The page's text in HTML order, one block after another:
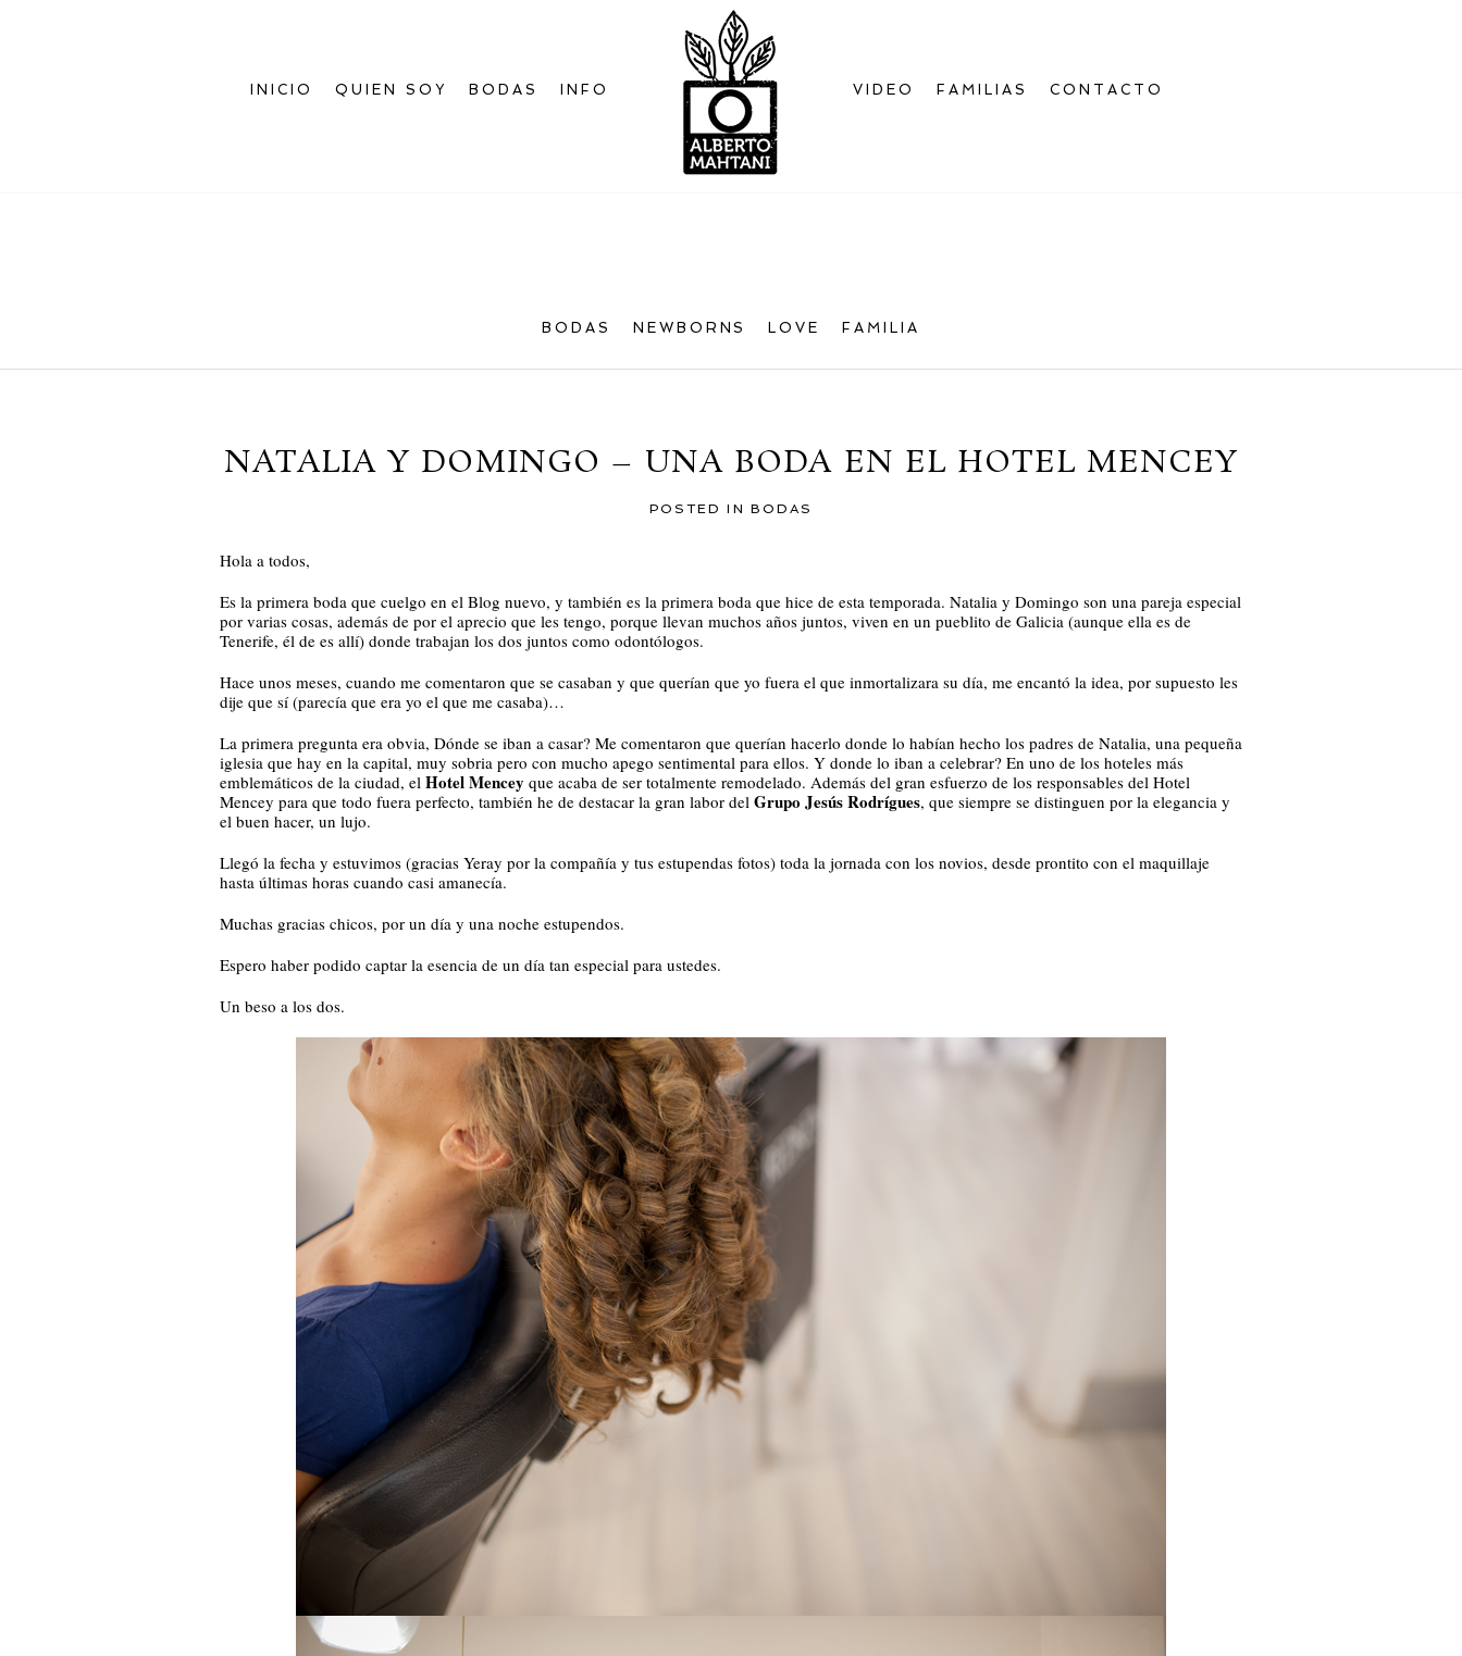
INICIO QUIEN SOY BODAS INFO VIDEO FAMILIAS CONTACTO
BODAS NEWBORNS LOVE FAMILIA
NATALIA Y DOMINGO – UNA BODA EN EL HOTEL MENCEY
POSTED IN BODAS
Hola a todos,
Es la primera boda que cuelgo en el Blog nuevo, y también es la primera boda que hice de esta temporada. Natalia y Domingo son una pareja especial
por varias cosas, además de por el aprecio que les tengo, porque llevan muchos años juntos, viven en un pueblito de Galicia (aunque ella es de
Tenerife, él de es allí) donde trabajan los dos juntos como odontólogos.
Hace unos meses, cuando me comentaron que se casaban y que querían que yo fuera el que inmortalizara su día, me encantó la idea, por supuesto les
dije que sí (parecía que era yo el que me casaba)…
La primera pregunta era obvia, Dónde se iban a casar? Me comentaron que querían hacerlo donde lo habían hecho los padres de Natalia, una pequeña
iglesia que hay en la capital, muy sobria pero con mucho apego sentimental para ellos. Y donde lo iban a celebrar? En uno de los hoteles más
emblemáticos de la ciudad, el Hotel Mencey que acaba de ser totalmente remodelado. Además del gran esfuerzo de los responsables del Hotel
Mencey para que todo fuera perfecto, también he de destacar la gran labor del Grupo Jesús Rodrígues, que siempre se distinguen por la elegancia y
el buen hacer, un lujo.
Llegó la fecha y estuvimos (gracias Yeray por la compañía y tus estupendas fotos) toda la jornada con los novios, desde prontito con el maquillaje
hasta últimas horas cuando casi amanecía.
Muchas gracias chicos, por un día y una noche estupendos.
Espero haber podido captar la esencia de un día tan especial para ustedes.
Un beso a los dos.